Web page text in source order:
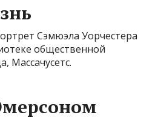
Сэмюэла Уорчестера
общественной
Массачусетс.